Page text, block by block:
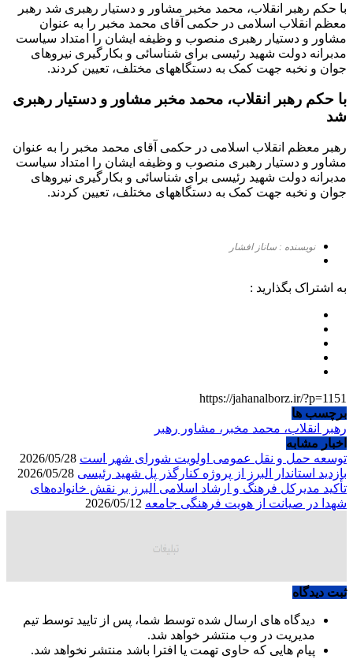
با حکم رهبر انقلاب، محمد مخبر مشاور و دستیار رهبری شد رهبر
معظم انقلاب اسلامی در حکمی آقای محمد مخبر را به عنوان
مشاور و دستیار رهبری منصوب و وظیفه ایشان را امتداد سیاست
مدبرانه دولت شهید رئیسی برای شناسائی و بکارگیری نیروهای
جوان و نخبه جهت کمک به دستگاههای مختلف، تعیین کردند.
با حکم رهبر انقلاب، محمد مخبر مشاور و دستیار رهبری
شد
رهبر معظم انقلاب اسلامی در حکمی آقای محمد مخبر را به عنوان
مشاور و دستیار رهبری منصوب و وظیفه ایشان را امتداد سیاست
مدبرانه دولت شهید رئیسی برای شناسائی و بکارگیری نیروهای
جوان و نخبه جهت کمک به دستگاههای مختلف، تعیین کردند.
نویسنده : ساناز افشار
به اشتراک بگذارید :
https://jahanalborz.ir/?p=1151
برچسب ها
رهبر انقلاب، محمد مخبر، مشاور رهبر
اخبار مشابه
توسعه حمل و نقل عمومی اولویت شورای شهر است
بازدید استاندار البرز از پروژه کنارگذر پل شهید رئیسی
تأکید مدیرکل فرهنگ و ارشاد اسلامی البرز بر نقش خانواده‌های
شهدا در صیانت از هویت فرهنگی جامعه
ثبت دیدگاه
دیدگاه های ارسال شده توسط شما، پس از تایید توسط تیم
مدیریت در وب منتشر خواهد شد.
پیام هایی که حاوی تهمت یا افترا باشد منتشر نخواهد شد.